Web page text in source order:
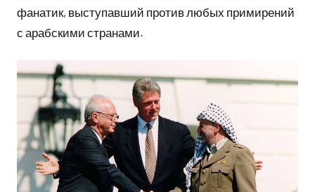
фанатик, выступавший против любых примирений
с арабскими странами.